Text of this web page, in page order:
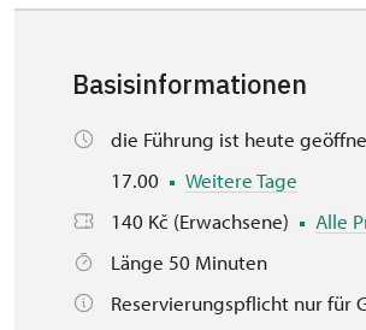
Basisinformationen
die Führung ist heute
17.00
Weitere Tage
140 Kč (Erwachsene)
Alle
Länge 50 Minuten
Reservierungspflicht nur für